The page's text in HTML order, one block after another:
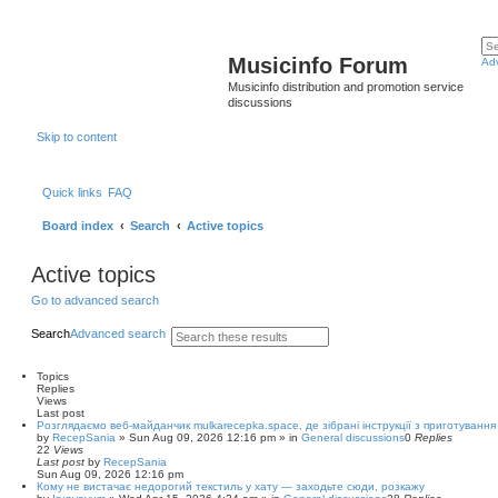
Musicinfo Forum
Musicinfo distribution and promotion service
discussions
Skip to content
Quick links FAQ
Board index Search Active topics
Active topics
Go to advanced search
SearchAdvanced search
Topics
Replies
Views
Last post
Розглядаємо веб-майданчик mulkarecepka.space, де зібрані інструкції з
by RecepSania » Sun Aug 09, 2026 12:16 pm » in General discussions0 Replies
22 Views
Last post by RecepSania
Sun Aug 09, 2026 12:16 pm
Кому не вистачає недорогий текстиль у хату — заходьте сюди, розкажу